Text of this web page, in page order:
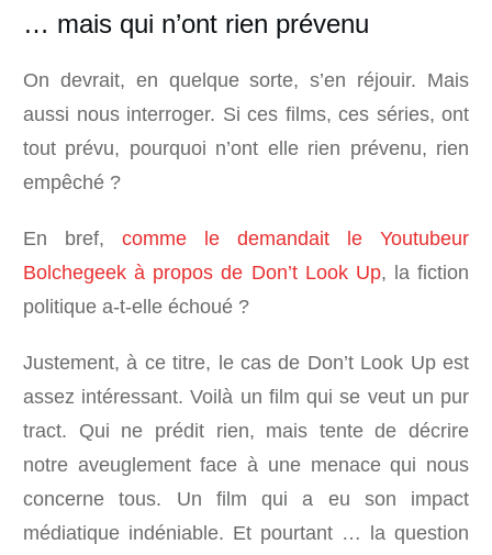
… mais qui n’ont rien prévenu
On devrait, en quelque sorte, s’en réjouir. Mais
aussi nous interroger. Si ces films, ces séries, ont
tout prévu, pourquoi n’ont elle rien prévenu, rien
empêché ?
En bref, comme le demandait le Youtubeur
Bolchegeek à propos de Don’t Look Up, la fiction
politique a-t-elle échoué ?
Justement, à ce titre, le cas de Don’t Look Up est
assez intéressant. Voilà un film qui se veut un pur
tract. Qui ne prédit rien, mais tente de décrire
notre aveuglement face à une menace qui nous
concerne tous. Un film qui a eu son impact
médiatique indéniable. Et pourtant … la question